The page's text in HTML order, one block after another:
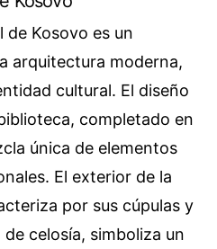
de Kosovo es un
arquitectura moderna,
cultural. El diseño
completado en
única de elementos
El exterior de la
por sus cúpulas y
celosía, simboliza un